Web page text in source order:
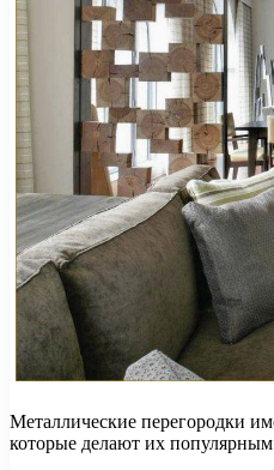
Металлические перегородки
которые делают их